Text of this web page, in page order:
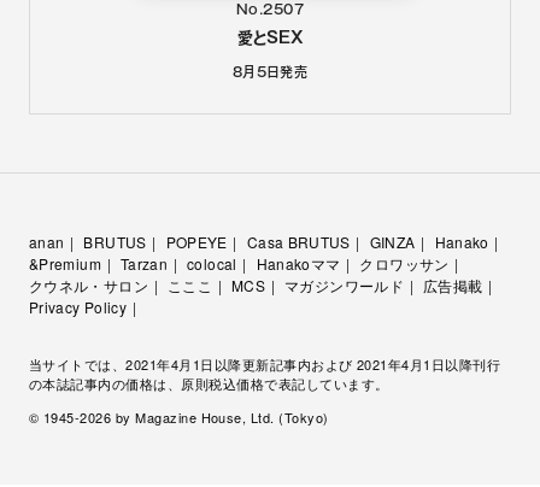
No.2507
愛とSEX
8月5日発売
anan BRUTUS POPEYE Casa BRUTUS GINZA
Hanako
&Premium
Tarzan colocal Hanakoママ
クロワッサン
クウネル・サロン
こここ MCS マガジンワールド
広告掲載
Privacy Policy
当サイトでは、2021年4月1日以降更新記事内および 2021年4月1日以降刊行
の本誌記事内の価格は、原則税込価格で表記しています。
© 1945-2026 by Magazine House, Ltd. (Tokyo)